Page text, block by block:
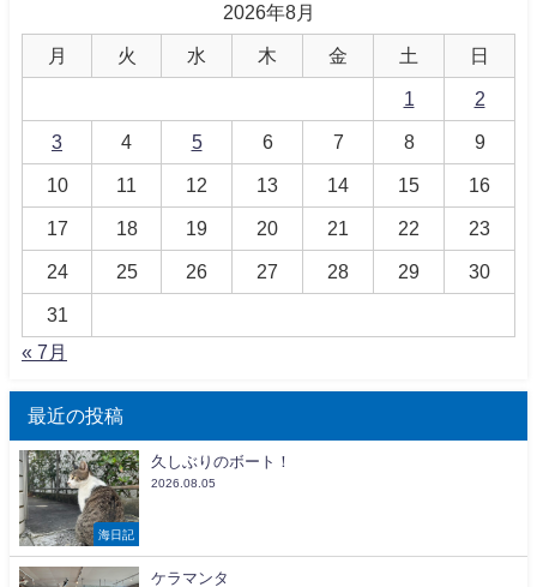
2026年8月
月 火 水 木 金 土 日
1 2
3 4 5 6 7 8 9
10 11 12 13 14 15 16
17 18 19 20 21 22 23
24 25 26 27 28 29 30
31
« 7月
最近の投稿
海日記
久しぶりのボート！
2026.08.05
ケラマンタ